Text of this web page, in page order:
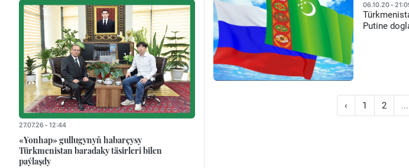
06.10.20 -
Putine
‹ 1 2 ...
27.07.26 - 12:44
«Yonhap» gullugynyň habarçysy
Türkmenistan baradaky täsirleri bilen
paýlaşdy